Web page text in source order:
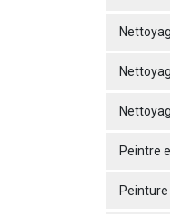
Peintre